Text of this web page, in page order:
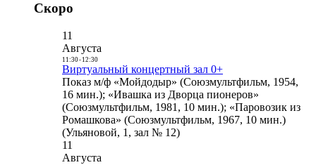
Скоро
11
Августа
11:30- 12:30
Виртуальный концертный зал 0+
Показ м/ф «Мойдодыр» (Союзмультфильм, 1954,
16 мин.); «Ивашка из Дворца пионеров»
(Союзмультфильм, 1981, 10 мин.); «Паровозик из
Ромашкова» (Союзмультфильм, 1967, 10 мин.)
(Ульяновой, 1, зал № 12)
11
Августа